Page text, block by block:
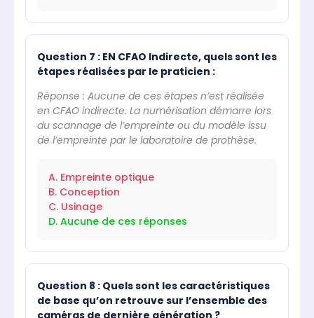
Question 7 : EN CFAO Indirecte, quels sont les
étapes réalisées par le praticien :
Réponse : Aucune de ces étapes n’est réalisée
en CFAO indirecte. La numérisation démarre lors
du scannage de l’empreinte ou du modèle issu
de l’empreinte par le laboratoire de prothèse.
A. Empreinte optique
B. Conception
C. Usinage
D. Aucune de ces réponses
Question 8 : Quels sont les caractéristiques
de base qu’on retrouve sur l’ensemble des
caméras de dernière génération ?